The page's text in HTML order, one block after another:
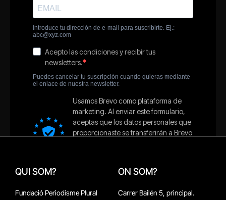
QUI SOM?
Fundació Periodisme Plural
ON SOM?
Carrer Bailén 5, principal.